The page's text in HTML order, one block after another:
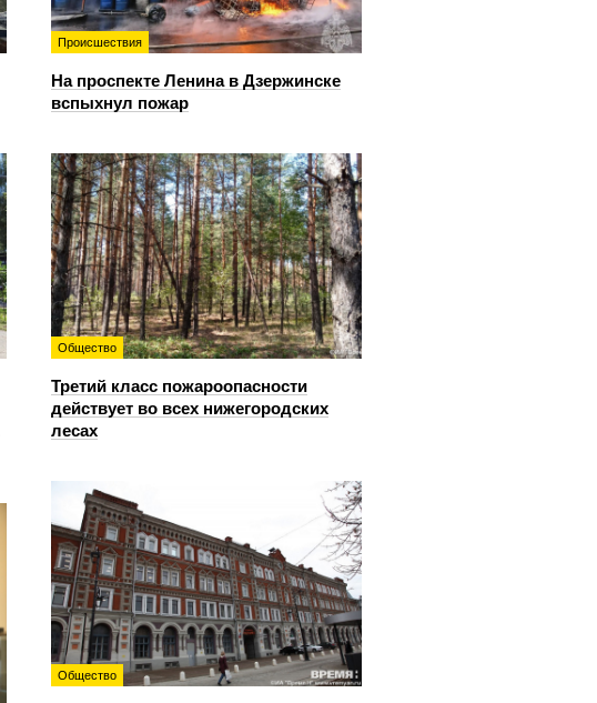
Происшествия
На проспекте Ленина в Дзержинске
вспыхнул пожар
Общество
Третий класс пожароопасности
действует во всех нижегородских
лесах
Общество